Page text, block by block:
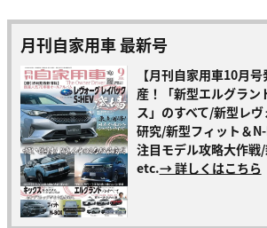
月刊自家用車 最新号
【月刊自家用車10月
産！「新型エルグラン
ス」のすべて/新型レ
研究/新型フィット＆
注目モデル攻略大作戦
etc.→ 詳しくはこちら